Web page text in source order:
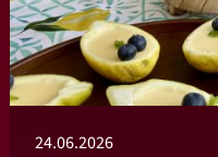
24.06.2026